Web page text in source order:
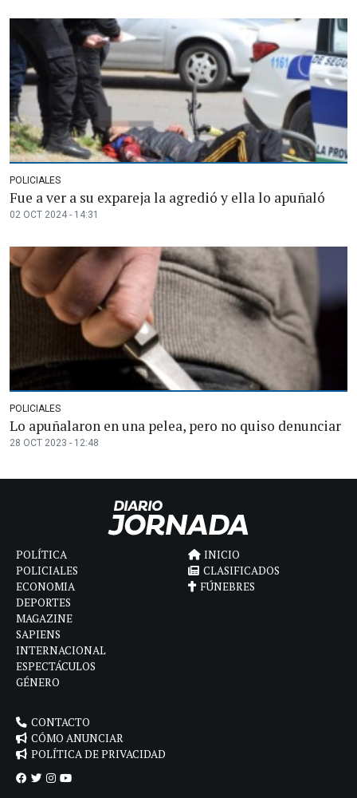
POLICIALES
Fue a ver a su expareja la agredió y ella lo apuñaló
02 OCT 2024 - 14:31
POLICIALES
Lo apuñalaron en una pelea, pero no quiso denunciar
28 OCT 2023 - 12:48
POLÍTICA
POLICIALES
ECONOMIA
DEPORTES
MAGAZINE
SAPIENS
INTERNACIONAL
ESPECTÁCULOS
GÉNERO
INICIO
CLASIFICADOS
FÚNEBRES
CONTACTO
CÓMO ANUNCIAR
POLÍTICA DE PRIVACIDAD